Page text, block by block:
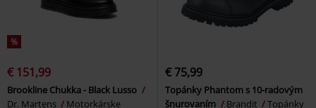
%
€ 151,99
Brookline Chukka - Black Lusso
Dr. Martens
Motorkárske
€ 75,99
Topánky Phantom s 10-radovým
šnurovaním
Brandit Topánky